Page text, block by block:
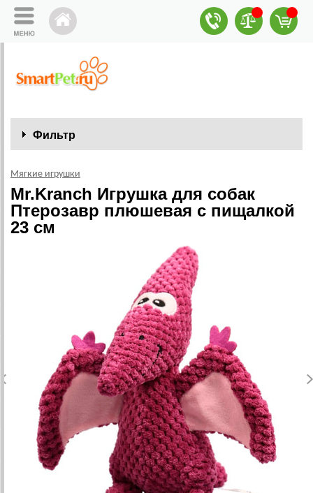
Фильтр
Мягкие игрушки
Mr.Kranch Игрушка для собак
Птерозавр плюшевая с пищалкой
23 см